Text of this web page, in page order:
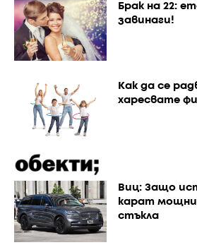
Брак на 22:
завинаги!
Как да се
харесвате
Виц: Защо
карат
стъкла